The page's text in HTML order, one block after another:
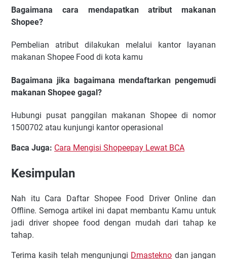
Bagaimana cara mendapatkan atribut makanan
Shopee?
Pembelian atribut dilakukan melalui kantor layanan
makanan Shopee Food di kota kamu
Bagaimana jika bagaimana mendaftarkan pengemudi
makanan Shopee gagal?
Hubungi pusat panggilan makanan Shopee di nomor
1500702 atau kunjungi kantor operasional
Baca Juga: Cara Mengisi Shopeepay Lewat BCA
Kesimpulan
Nah itu Cara Daftar Shopee Food Driver Online dan
Offline. Semoga artikel ini dapat membantu Kamu untuk
jadi driver shopee food dengan mudah dari tahap ke
tahap.
Terima kasih telah mengunjungi Dmastekno dan jangan